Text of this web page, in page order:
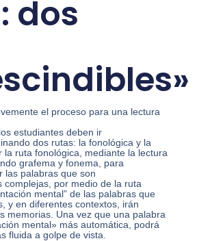
dos
el proceso para una lectura
estudiantes deben ir
dos rutas: la fonológica y la
la ruta fonológica, mediante la lectura
grafema y fonema, para
las palabras que son
complejas, por medio de la ruta
mental” de las palabras que
y en diferentes contextos, irán
memorias. Una vez que una palabra
mental» más automática, podrá
fluida a golpe de vista.